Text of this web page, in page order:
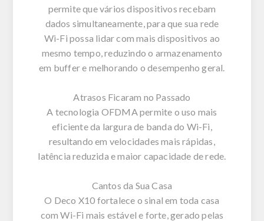
permite que vários dispositivos recebam
dados simultaneamente, para que sua rede
Wi-Fi possa lidar com mais dispositivos ao
mesmo tempo, reduzindo o armazenamento
em buffer e melhorando o desempenho geral.
Atrasos Ficaram no Passado
A tecnologia OFDMA permite o uso mais
eficiente da largura de banda do Wi-Fi,
resultando em velocidades mais rápidas,
latência reduzida e maior capacidade de rede.
Cantos da Sua Casa
O Deco X10 fortalece o sinal em toda casa
com Wi-Fi mais estável e forte, gerado pelas